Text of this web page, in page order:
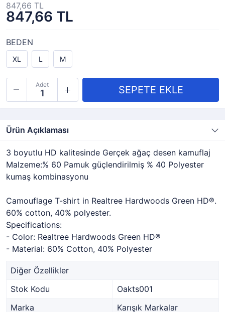
847,66 TL
847,66 TL
BEDEN
XL L M
Adet
Ürün Açıklaması
3 boyutlu HD kalitesinde Gerçek ağaç desen kamuflaj
Malzeme:% 60 Pamuk güçlendirilmiş % 40 Polyester
kumaş kombinasyonu
Camouflage T-shirt in Realtree Hardwoods Green HD®.
60% cotton, 40% polyester.
Specifications:
- Color: Realtree Hardwoods Green HD®
- Material: 60% Cotton, 40% Polyester
Diğer Özellikler
Stok Kodu
Oakts001
Marka
Karışık Markalar